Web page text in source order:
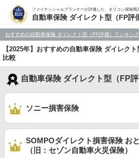
ファイナンシャルプランナーが評価した、オリコン保険商
自動車保険 ダイレクト型（FP評
おすすめの自動車保険 ダイレクト型（FP評価）ランキン
【2025年】おすすめの自動車保険 ダイレク
比較
自動車保険 ダイレクト型（FP
ソニー損害保険
SOMPOダイレクト損害保険 お
（旧：セゾン自動車火災保険）